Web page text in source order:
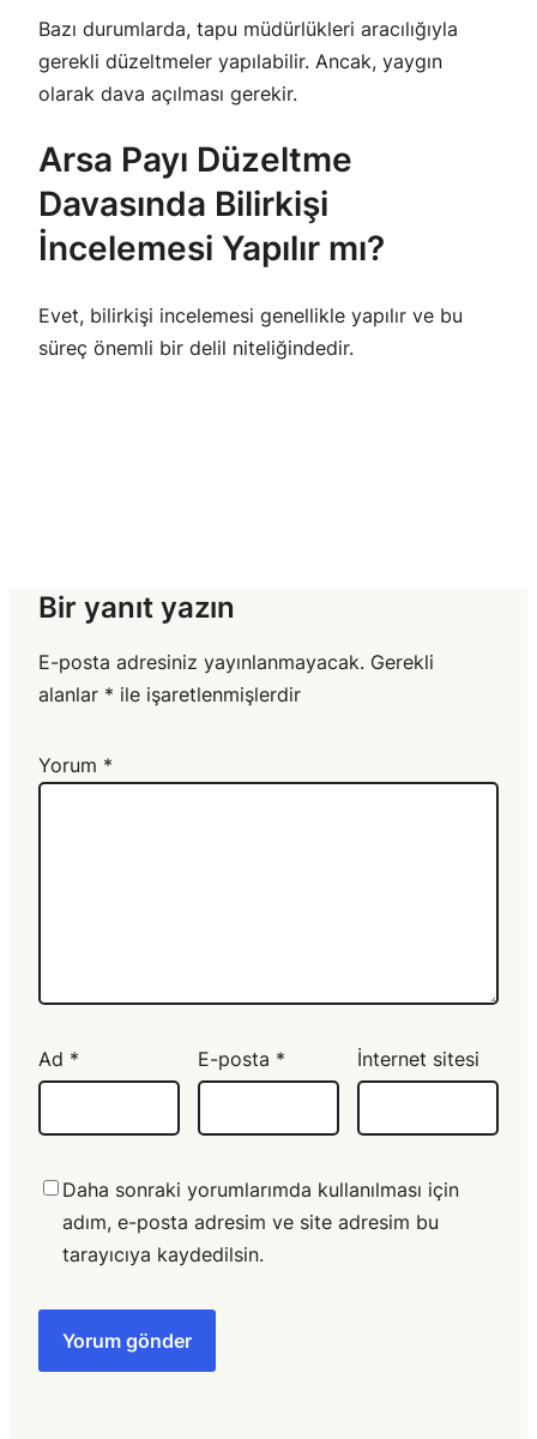
Bazı durumlarda, tapu müdürlükleri aracılığıyla
gerekli düzeltmeler yapılabilir. Ancak, yaygın
olarak dava açılması gerekir.
Arsa Payı Düzeltme
Davasında Bilirkişi
İncelemesi Yapılır mı?
Evet, bilirkişi incelemesi genellikle yapılır ve bu
süreç önemli bir delil niteliğindedir.
Bir yanıt yazın
E-posta adresiniz yayınlanmayacak. Gerekli
alanlar * ile işaretlenmişlerdir
Yorum *
Ad * E-posta * İnternet sitesi
Daha sonraki yorumlarımda kullanılması için
adım, e-posta adresim ve site adresim bu
tarayıcıya kaydedilsin.